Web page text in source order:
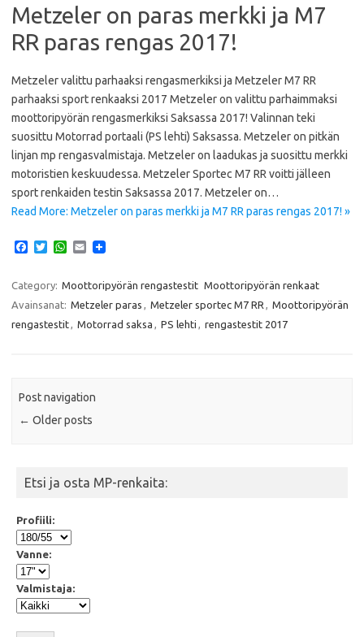
Metzeler on paras merkki ja M7
RR paras rengas 2017!
Metzeler valittu parhaaksi rengasmerkiksi ja Metzeler M7 RR
parhaaksi sport renkaaksi 2017 Metzeler on valittu parhaimmaksi
moottoripyörän rengasmerkiksi Saksassa 2017! Valinnan teki
suosittu Motorrad portaali (PS lehti) Saksassa. Metzeler on pitkän
linjan mp rengasvalmistaja. Metzeler on laadukas ja suosittu merkki
motoristien keskuudessa. Metzeler Sportec M7 RR voitti jälleen
sport renkaiden testin Saksassa 2017. Metzeler on…
Read More: Metzeler on paras merkki ja M7 RR paras rengas 2017! »
e
b
o
o
T
t
e
r
W
t
s
A
p
E
i
l
Category: Moottoripyörän rengastestit Moottoripyörän renkaat
Avainsanat: Metzeler paras , Metzeler sportec M7 RR , Moottoripyörän
rengastestit, Motorrad saksa , PS lehti , rengastestit 2017
Post navigation
← Older posts
Etsi ja osta MP-renkaita:
Profiili:
Vanne:
Valmistaja: